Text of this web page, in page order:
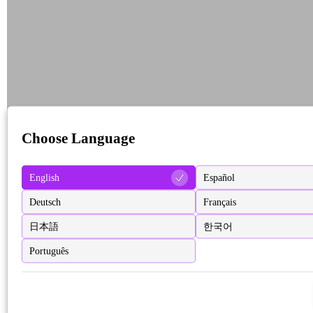
Choose Language
English Español
Deutsch Français
日本語 한국어
Português